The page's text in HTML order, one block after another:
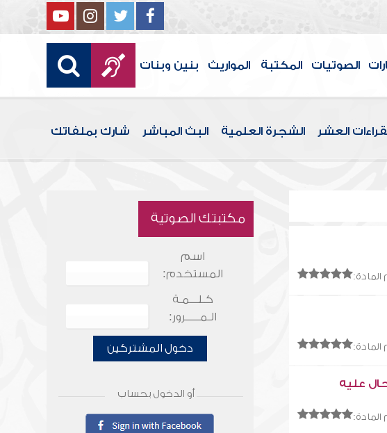
الصوتيات المكتبة المواريث بنين وبنات
العشر الشجرة العلمية البث المباشر شارك بملفاتك
المادة:
المادة:
عليه
المادة:
مكتبتك الصوتية
اسم
المستخدم:
كـلـــمـة
الـمـــــرور:
دخول المشتركين
أو الدخول بحساب